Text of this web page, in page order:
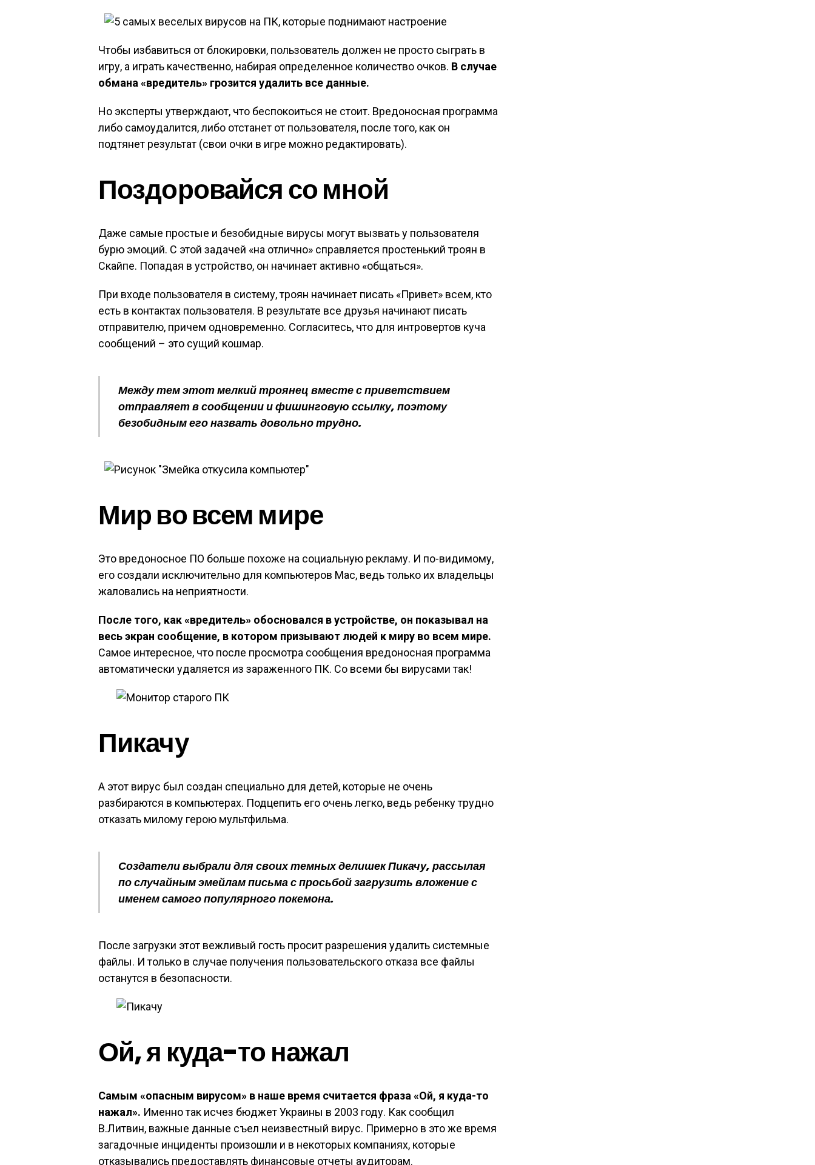
Чтобы избавиться от блокировки, пользователь должен не просто сыграть в
игру, а играть качественно, набирая определенное количество очков. В случае
обмана «вредитель» грозится удалить все данные.
Но эксперты утверждают, что беспокоиться не стоит. Вредоносная программа
либо самоудалится, либо отстанет от пользователя, после того, как он
подтянет результат (свои очки в игре можно редактировать).
Поздоровайся со мной
Даже самые простые и безобидные вирусы могут вызвать у пользователя
бурю эмоций. С этой задачей «на отлично» справляется простенький троян в
Скайпе. Попадая в устройство, он начинает активно «общаться».
При входе пользователя в систему, троян начинает писать «Привет» всем, кто
есть в контактах пользователя. В результате все друзья начинают писать
отправителю, причем одновременно. Согласитесь, что для интровертов куча
сообщений – это сущий кошмар.
Между тем этот мелкий троянец вместе с приветствием
отправляет в сообщении и фишинговую ссылку, поэтому
безобидным его назвать довольно трудно.
Мир во всем мире
Это вредоносное ПО больше похоже на социальную рекламу. И по-видимому,
его создали исключительно для компьютеров Mac, ведь только их владельцы
жаловались на неприятности.
После того, как «вредитель» обосновался в устройстве, он показывал на
весь экран сообщение, в котором призывают людей к миру во всем мире.
Самое интересное, что после просмотра сообщения вредоносная программа
автоматически удаляется из зараженного ПК. Со всеми бы вирусами так!
Пикачу
А этот вирус был создан специально для детей, которые не очень
разбираются в компьютерах. Подцепить его очень легко, ведь ребенку трудно
отказать милому герою мультфильма.
Создатели выбрали для своих темных делишек Пикачу, рассылая
по случайным эмейлам письма с просьбой загрузить вложение с
именем самого популярного покемона.
После загрузки этот вежливый гость просит разрешения удалить системные
файлы. И только в случае получения пользовательского отказа все файлы
останутся в безопасности.
Ой, я куда-то нажал
Самым «опасным вирусом» в наше время считается фраза «Ой, я куда-то
нажал». Именно так исчез бюджет Украины в 2003 году. Как сообщил
В.Литвин, важные данные съел неизвестный вирус. Примерно в это же время
загадочные инциденты произошли и в некоторых компаниях, которые
отказывались предоставлять финансовые отчеты аудиторам.